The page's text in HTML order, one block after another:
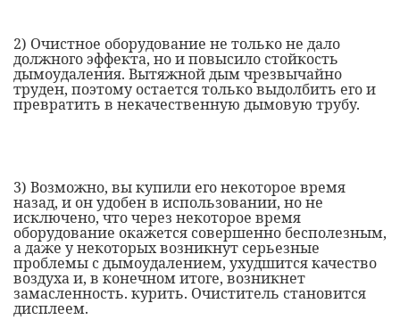
2) Очистное оборудование не только не дало
должного эффекта, но и повысило стойкость
дымоудаления. Вытяжной дым чрезвычайно
труден, поэтому остается только выдолбить его и
превратить в некачественную дымовую трубу.
3) Возможно, вы купили его некоторое время
назад, и он удобен в использовании, но не
исключено, что через некоторое время
оборудование окажется совершенно бесполезным,
а даже у некоторых возникнут серьезные
проблемы с дымоудалением, ухудшится качество
воздуха и, в конечном итоге, возникнет
замасленность. курить. Очиститель становится
дисплеем.